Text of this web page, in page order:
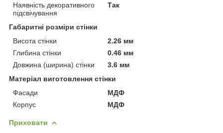
Наявність декоративного
підсвічування
Так
Габаритні розміри стінки
Висота стінки
2.26 мм
Глибина стінки
0.46 мм
Довжина (ширина) стінки
3.6 мм
Матеріал виготовлення стінки
Фасади
МДФ
Корпус
МДФ
Приховати